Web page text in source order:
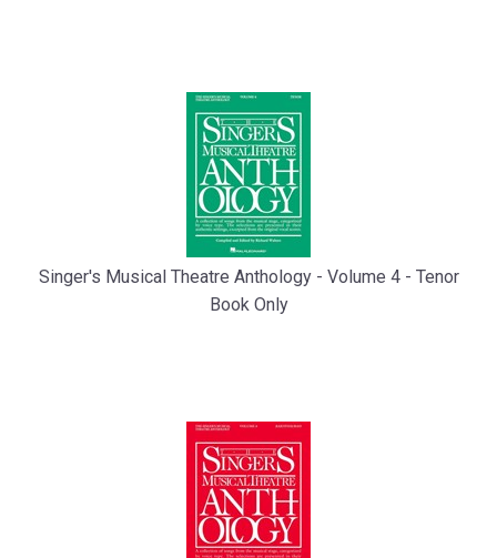
Singer's Musical Theatre Anthology - Volume 4 - Tenor
Book Only